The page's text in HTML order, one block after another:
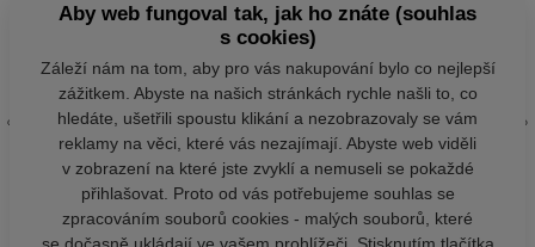
Aby web fungoval tak, jak ho znáte (souhlas
s cookies)
Záleží nám na tom, aby pro vás nakupování bylo co nejlepší
zážitkem. Abyste na našich stránkách rychle našli to, co
hledáte, ušetřili spoustu klikání a nezobrazovaly se vám
reklamy na věci, které vás nezajímají. Abyste web viděli
v zobrazení na které jste zvyklí a nemuseli se pokaždé
přihlašovat. Proto od vás potřebujeme souhlas se
zpracováním souborů cookies - malých souborů, které
se dočasně ukládají ve vašem prohlížeči. Stisknutím tlačítka